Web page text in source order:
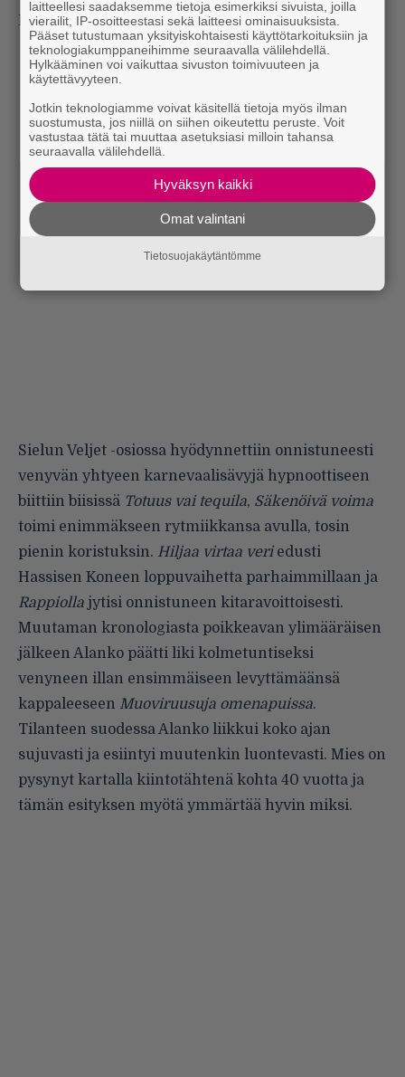
pienoinen yllätys, jossa kitarat surisivat toimivasti.
Sielun Veljet -osiossa hyödynnettiin onnistuneesti
venyvän yhtyeen karnevaalisävyjä hypnoottiseen
biittiin biisissä Totuus vai tequila, Säkenöivä voima
toimi enimmäkseen rytmiikkansa avulla, tosin
pienin koristuksin. Hiljaa virtaa veriedusti
Hassisen Koneen loppuvaihetta parhaimmillaan ja
Rappiolla jytisi onnistuneen kitaravoittoisesti.
Muutaman kronologiasta poikkeavan ylimääräisen
jälkeen Alanko päätti liki kolmetuntiseksi
venyneen illan ensimmäiseen levyttämäänsä
kappaleeseen Muoviruusuja omenapuissa.
Tilanteen suodessa Alanko liikkui koko ajan
sujuvasti ja esiintyi muutenkin luontevasti. Mies on
pysynyt kartalla kiintotähtenä kohta 40 vuotta ja
tämän esityksen myötä ymmärtää hyvin miksi.
laitteellesi saadaksemme tietoja esimerkiksi sivuista, joilla
vierailit, IP-osoitteestasi sekä laitteesi ominaisuuksista.
Pääset tutustumaan yksityiskohtaisesti käyttötarkoituksiin ja
teknologiakumppaneihimme seuraavalla välilehdellä.
Hylkääminen voi vaikuttaa sivuston toimivuuteen ja
käytettävyyteen.
Jotkin teknologiamme voivat käsitellä tietoja myös ilman
suostumusta, jos niillä on siihen oikeutettu peruste. Voit
vastustaa tätä tai muuttaa asetuksiasi milloin tahansa
seuraavalla välilehdellä.
Hyväksyn kaikki
Omat valintani
Tietosuojakäytäntömme